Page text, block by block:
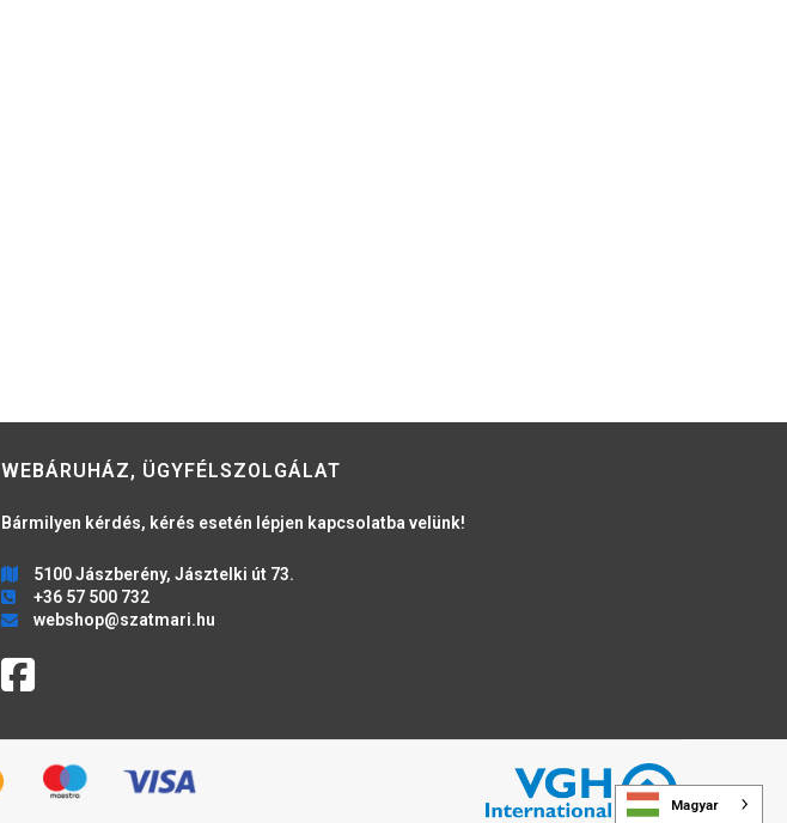
WEBÁRUHÁZ, ÜGYFÉLSZOLGÁLAT
Bármilyen kérdés, kérés esetén lépjen kapcsolatba velünk!
5100 Jászberény, Jásztelki út 73.
+36 57 500 732
webshop@szatmari.hu
Magyar